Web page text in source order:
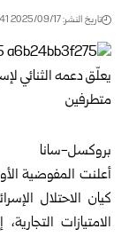
تاريخ النشر: 2025/09/17 6:41 مساءً
بروكسل-سانا
أعلنت المفوضية
كيان الاحتلال
الامتيازات